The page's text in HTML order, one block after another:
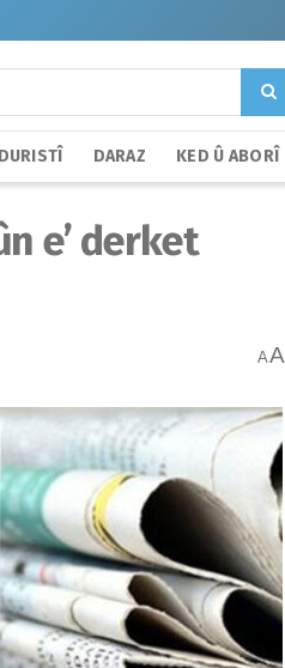
DARAZ KED Û ABORÎ
e’ derket
AA